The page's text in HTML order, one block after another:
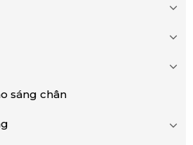
sáng chân